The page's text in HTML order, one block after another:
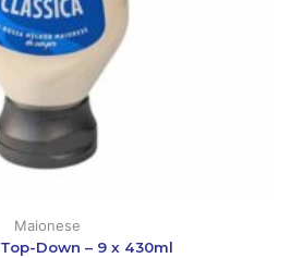
Maionese
Down – 9 x 430ml